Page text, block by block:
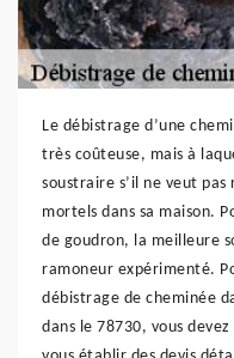
Le débistrage d’une
très coûteuse, mais à
soustraire s’il ne veut
mortels dans sa maison.
de goudron, la meilleure
ramoneur expérimenté.
débistrage de cheminée
dans le 78730, vous